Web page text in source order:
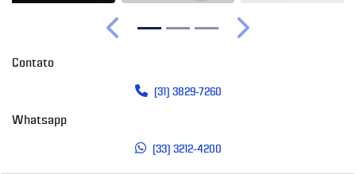
Anterior Próximo
Contato
(31) 3829-7260
Whatsapp
(33) 3212-4200